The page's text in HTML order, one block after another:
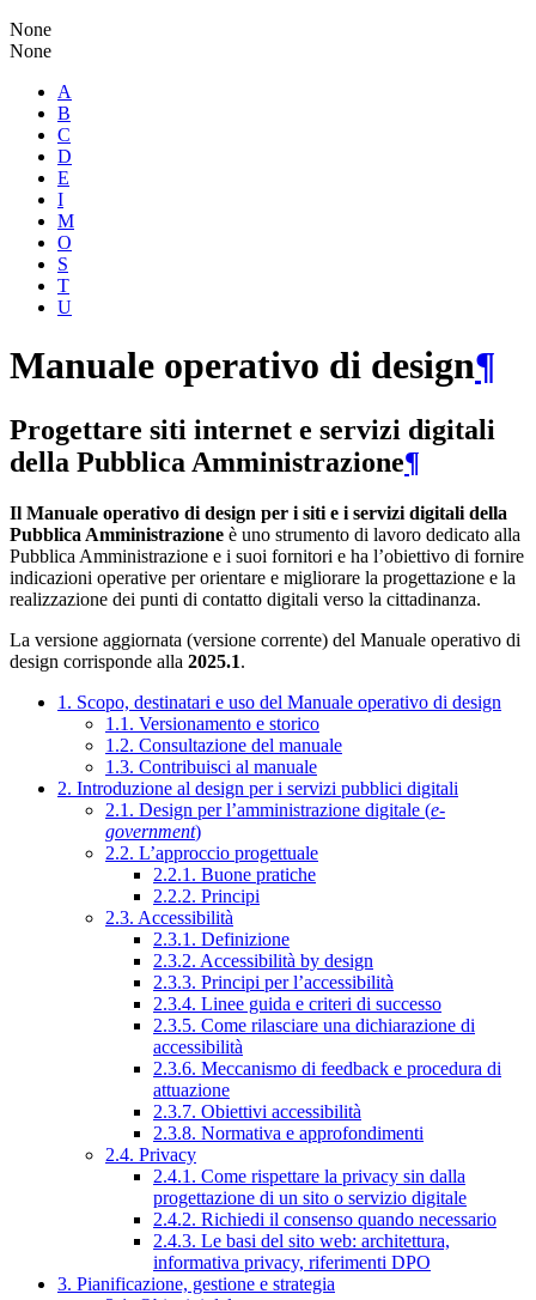
None
None
A
B
C
D
E
I
M
O
S
T
U
Manuale operativo di design¶
Progettare siti internet e servizi digitali
della Pubblica Amministrazione¶
Il Manuale operativo di design per i siti e i servizi digitali della
Pubblica Amministrazione è uno strumento di lavoro dedicato alla
Pubblica Amministrazione e i suoi fornitori e ha l’obiettivo di fornire
indicazioni operative per orientare e migliorare la progettazione e la
realizzazione dei punti di contatto digitali verso la cittadinanza.
La versione aggiornata (versione corrente) del Manuale operativo di
design corrisponde alla 2025.1.
1. Scopo, destinatari e uso del Manuale operativo di design
1.1. Versionamento e storico
1.2. Consultazione del manuale
1.3. Contribuisci al manuale
2. Introduzione al design per i servizi pubblici digitali
2.1. Design per l’amministrazione digitale (e-
government)
2.2. L’approccio progettuale
2.2.1. Buone pratiche
2.2.2. Principi
2.3. Accessibilità
2.3.1. Definizione
2.3.2. Accessibilità by design
2.3.3. Principi per l’accessibilità
2.3.4. Linee guida e criteri di successo
2.3.5. Come rilasciare una dichiarazione di
accessibilità
2.3.6. Meccanismo di feedback e procedura di
attuazione
2.3.7. Obiettivi accessibilità
2.3.8. Normativa e approfondimenti
2.4. Privacy
2.4.1. Come rispettare la privacy sin dalla
progettazione di un sito o servizio digitale
2.4.2. Richiedi il consenso quando necessario
2.4.3. Le basi del sito web: architettura,
informativa privacy, riferimenti DPO
3. Pianificazione, gestione e strategia